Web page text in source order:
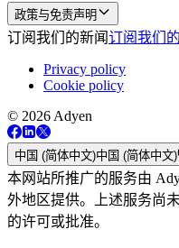
政策与免责声明
订阅我们的新闻订阅我们
Privacy policy
Cookie policy
© 2026 Adyen
中国 (简体中文)中国 (简体中文)
本网站所推广的服务由
外地区提供。上述服务尚
的许可或批准。